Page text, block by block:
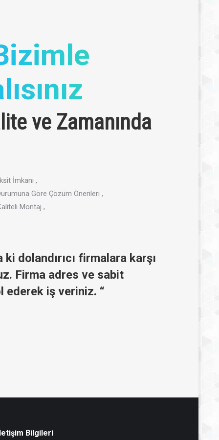
ve Zamanında
İmkanı ,
Göre Çözüm Önerileri ,
Montaj ,
dolandırıcı firmalara karşı
Firma adres ve sabit
ederek iş veriniz. “
Bilgileri